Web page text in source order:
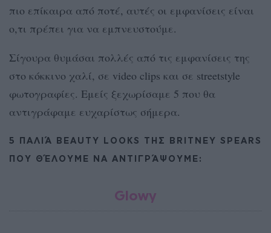
πιο επίκαιρα από ποτέ, αυτές οι εμφανίσεις είναι
ο,τι πρέπει για να εμπνευστούμε.
Σίγουρα θυμάσαι πολλές από τις εμφανίσεις της
στο κόκκινο χαλί, σε video clips και σε streetstyle
φωτογραφίες. Εμείς ξεχωρίσαμε 5 που θα
αντιγράφαμε ευχαρίστως σήμερα.
5 ΠΑΛΙΆ BEAUTY LOOKS ΤΗΣ BRITNEY SPEARS
ΠΟΥ ΘΈΛΟΥΜΕ ΝΑ ΑΝΤΙΓΡΆΨΟΥΜΕ:
Glowy